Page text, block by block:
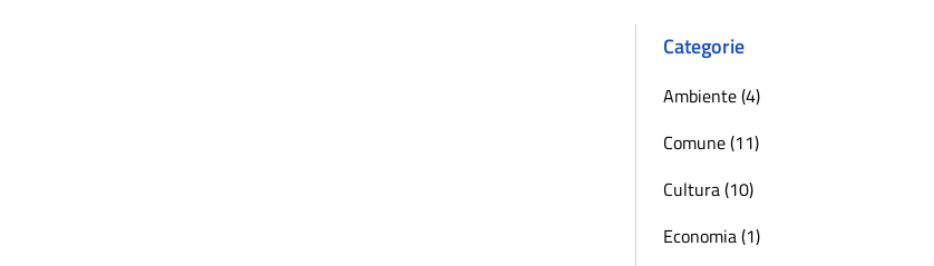
Categorie
Ambiente (4)
Comune (11)
Cultura (10)
Economia (1)